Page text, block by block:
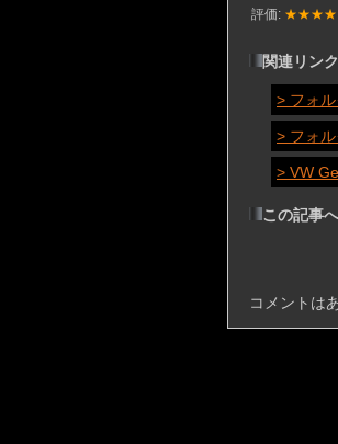
評価:
関連リンク
> フォ
> フォ
> VW
この記事
コメントは